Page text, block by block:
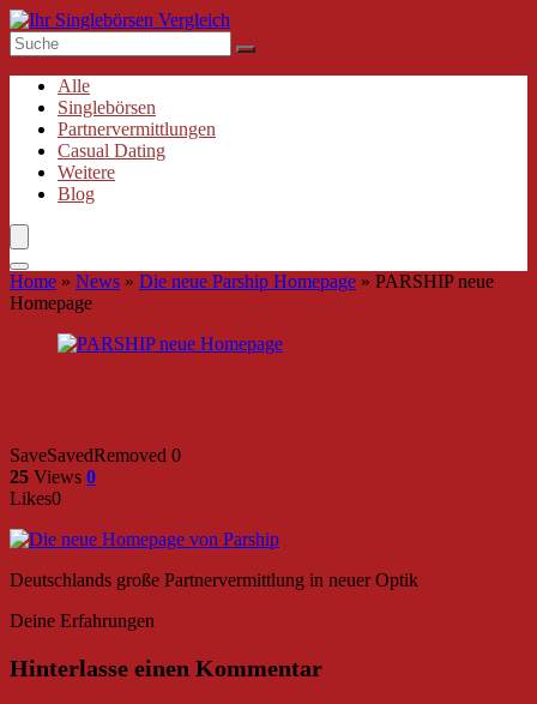
Alle
Singlebörsen
Partnervermittlungen
Casual Dating
Weitere
Blog
Home » News » Die neue Parship Homepage » PARSHIP neue
Homepage
SaveSavedRemoved 0
25 Views 0
Likes0
Deutschlands große Partnervermittlung in neuer Optik
Deine Erfahrungen
Hinterlasse einen Kommentar